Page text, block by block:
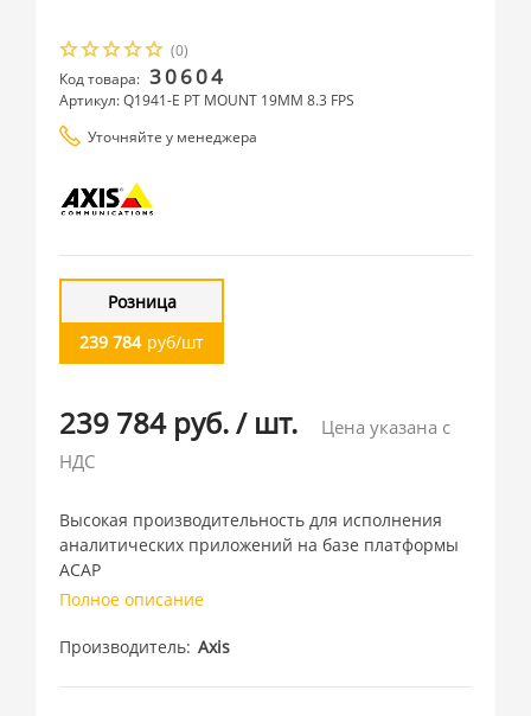
(0)
Код товара: 30604
Артикул: Q1941-E PT MOUNT 19MM 8.3 FPS
Уточняйте у менеджера
Розница
239 784 руб/шт
239 784 руб./ шт.
Цена указана с
НДС
Высокая производительность для исполнения
аналитических приложений на базе платформы
ACAP
Полное описание
Производитель Axis